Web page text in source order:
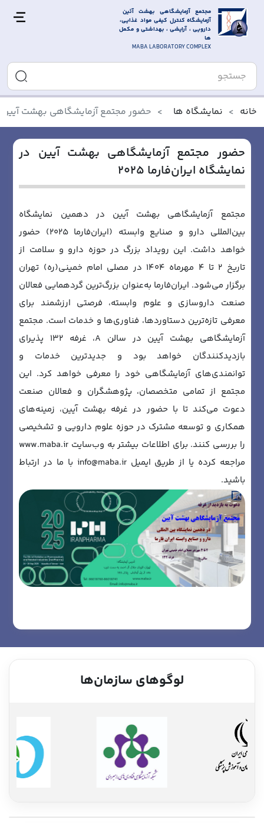
مجتمع آزمایشگاهی بهشت آئین
آزمایشگاه کنترل کیفی مواد غذایی،
دارویی ، آرایشی ، بهداشتی و مکمل
ها
MABA LABORATORY COMPLEX
خانه نمایشگاه ها حضور مجتمع آزمایشگاهی بهشت آیین در
حضور مجتمع آزمایشگاهی بهشت آیین در
نمایشگاه ایران‌فارما ۲۰۲۵
مجتمع آزمایشگاهی بهشت آیین در دهمین نمایشگاه
بین‌المللی دارو و صنایع وابسته (ایران‌فارما ۲۰۲۵) حضور
خواهد داشت. این رویداد بزرگ در حوزه دارو و سلامت از
تاریخ 2 تا 4 مهرماه ۱۴۰۴ در مصلی امام خمینی(ره) تهران
برگزار می‌شود. ایران‌فارما به‌عنوان بزرگ‌ترین گردهمایی فعالان
صنعت داروسازی و علوم وابسته، فرصتی ارزشمند برای
معرفی تازه‌ترین دستاوردها، فناوری‌ها و خدمات است. مجتمع
آزمایشگاهی بهشت آیین در سالن A، غرفه ۱۳2 پذیرای
بازدیدکنندگان خواهد بود و جدیدترین خدمات و
توانمندی‌های آزمایشگاهی خود را معرفی خواهد کرد. این
مجتمع از تمامی متخصصان، پژوهشگران و فعالان صنعت
دعوت می‌کند تا با حضور در غرفه بهشت آیین، زمینه‌های
همکاری و توسعه مشترک در حوزه علوم دارویی و تشخیصی
را بررسی کنند. برای اطلاعات بیشتر به وب‌سایت www.maba.ir
مراجعه کرده یا از طریق ایمیل info@maba.ir با ما در ارتباط
باشید.
لوگوهای سازمان‌ها